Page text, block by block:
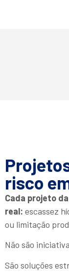
Cada projeto
real: escassez
ou limitação
Não são
São soluções
risco